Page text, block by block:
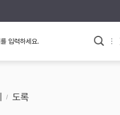
사료와 문학으로 본
고대
도록